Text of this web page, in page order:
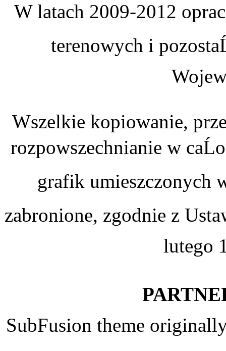
W latach 2009-2012
terenowych i
Wszelkie kopiowanie,
rozpowszechnianie w
grafik umieszczonych
zabronione, zgodnie z
lutego
SubFusion theme